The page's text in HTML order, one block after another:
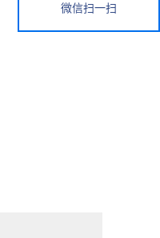
微信扫一扫